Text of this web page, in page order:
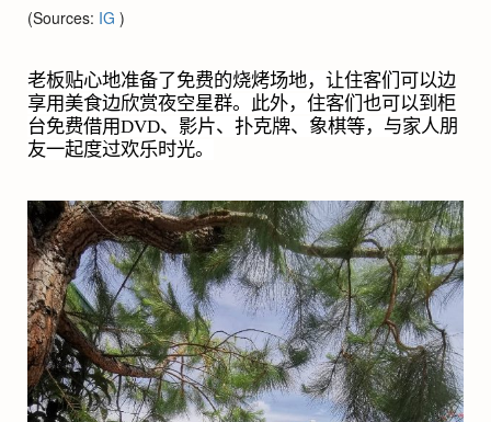
(Sources: IG )
老板贴心地准备了免费的烧烤场地，让住客们可以边
享用美食边欣赏夜空星群。此外，住客们也可以到柜
台免费借用DVD、影片、扑克牌、象棋等，与家人朋
友一起度过欢乐时光。